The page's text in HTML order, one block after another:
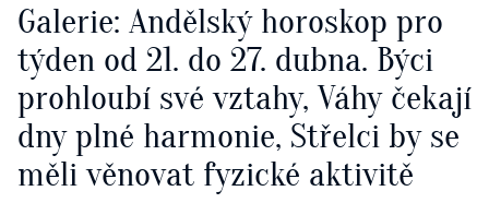
Galerie: Andělský horoskop pro
týden od 21. do 27. dubna. Býci
prohloubí své vztahy, Váhy čekají
dny plné harmonie, Střelci by se
měli věnovat fyzické aktivitě